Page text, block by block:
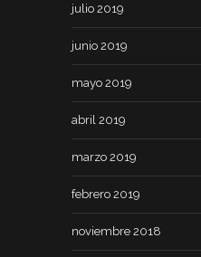
julio 2019
junio 2019
mayo 2019
abril 2019
marzo 2019
febrero 2019
noviembre 2018